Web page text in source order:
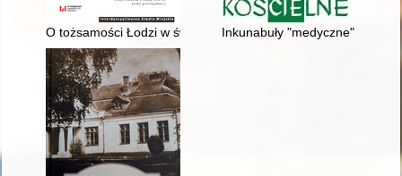
O tożsamości Łodzi w świetle języka mieszkańców
Inkunabuły "medyczne" z